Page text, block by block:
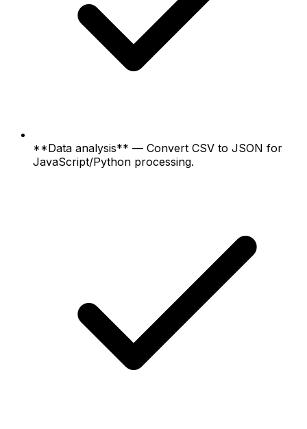
**Data analysis** — Convert CSV to JSON for
JavaScript/Python processing.